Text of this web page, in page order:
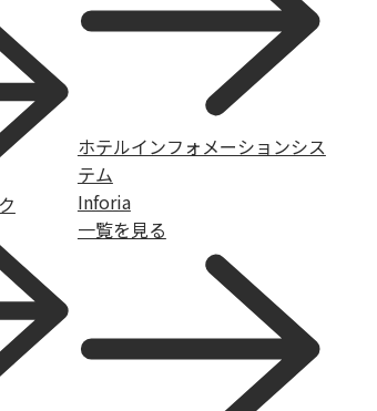
ホテルインフォメーションシス
テム
Inforia
一覧を見る